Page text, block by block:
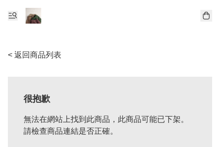
< 返回商品列表
很抱歉
無法在網站上找到此商品，此商品可能已下架。
請檢查商品連結是否正確。